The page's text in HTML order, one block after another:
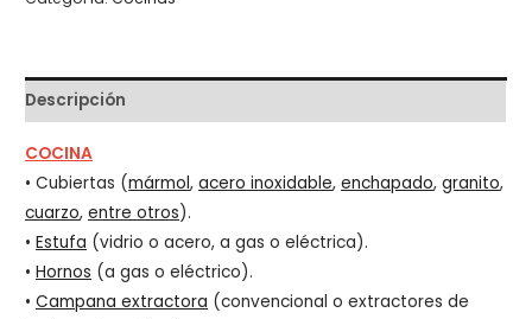
Descripción
COCINA
• Cubiertas (mármol,acero inoxidable,enchapado,granito,
cuarzo,entre otros).
•Estufa (vidrio o acero, a gas o eléctrica).
•Hornos (a gas o eléctrico).
•Campana extractora (convencional o extractores de